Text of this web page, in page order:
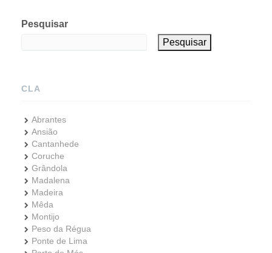
Pesquisar
Pesquisar
CLA
Abrantes
Ansião
Cantanhede
Coruche
Grândola
Madalena
Madeira
Mêda
Montijo
Peso da Régua
Ponte de Lima